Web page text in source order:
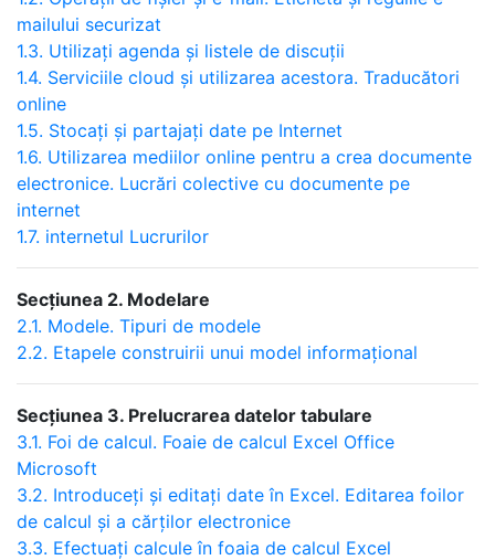
mailului securizat
1.3. Utilizați agenda și listele de discuții
1.4. Serviciile cloud și utilizarea acestora. Traducători
online
1.5. Stocați și partajați date pe Internet
1.6. Utilizarea mediilor online pentru a crea documente
electronice. Lucrări colective cu documente pe
internet
1.7. internetul Lucrurilor
Secțiunea 2. Modelare
2.1. Modele. Tipuri de modele
2.2. Etapele construirii unui model informațional
Secțiunea 3. Prelucrarea datelor tabulare
3.1. Foi de calcul. Foaie de calcul Excel Office
Microsoft
3.2. Introduceți și editați date în Excel. Editarea foilor
de calcul și a cărților electronice
3.3. Efectuați calcule în foaia de calcul Excel